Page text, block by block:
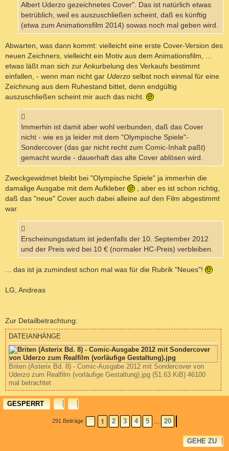
Albert Uderzo gezeichnetes Cover". Das ist natürlich etwas
betrüblich, weil es auszuschließen scheint, daß es künftig
(etwa zum Animationsfilm 2014) sowas noch mal geben wird.
Abwarten, was dann kommt: vielleicht eine erste Cover-Version des
neuen Zeichners, vielleicht ein Motiv aus dem Animationsfilm, ...
etwas läßt man sich zur Ankurbelung des Verkaufs bestimmt
einfallen, - wenn man nicht gar Uderzo selbst noch einmal für eine
Zeichnung aus dem Ruhestand bittet, denn endgültig
auszuschließen scheint mir auch das nicht.
Immerhin ist damit aber wohl verbunden, daß das Cover
nicht - wie es ja leider mit dem "Olympische Spiele"-
Sondercover (das gar nicht recht zum Comic-Inhalt paßt)
gemacht wurde - dauerhaft das alte Cover ablösen wird.
Zweckgewidmet bleibt bei "Olympische Spiele" ja immerhin die
damalige Ausgabe mit dem Aufkleber
, aber es ist schon richtig,
daß das "neue" Cover auch dabei alleine auf den Film abgestimmt
war.
Erscheinungsdatum ist jedenfalls der 10. September 2012
und der Preis wird bei 10 € (normaler HC-Preis) verbleiben.
... das ist ja zumindest schon mal was für die Rubrik "Neues"!
LG, Andreas
Zur Detailbetrachtung:
DATEIANHÄNGE
Briten (Asterix Bd. 8) - Comic-Ausgabe 2012 mit Sondercover von
Uderzo zum Realfilm (vorläufige Gestaltung).jpg (51.63 KiB) 46100
mal betrachtet
GESPERRT
291 Beiträge SEITE1 VON20
1 2 3 4 5 … 20
GEHE ZU